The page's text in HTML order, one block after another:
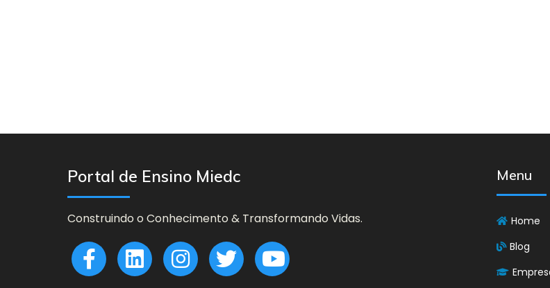
Portal de Ensino Miedc
Construindo o Conhecimento & Transformando Vidas.
Menu
Home
Blog